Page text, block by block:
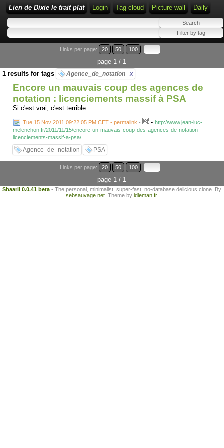
Lien de Dixie le trait plat Login Tag cloud Picture wall Daily
Links per page: 20 50 100
page 1 / 1
1 results for tags
Agence_de_notation x
Encore un mauvais coup des agences de
notation : licenciements massif à PSA
Si c'est vrai, c'est terrible.
Tue 15 Nov 2011 09:22:05 PM CET - permalink - - http://www.jean-luc-
melenchon.fr/2011/11/15/encore-un-mauvais-coup-des-agences-de-notation-
licenciements-massif-a-psa/
Agence_de_notation PSA
Links per page: 20 50 100
page 1 / 1
Shaarli 0.0.41 beta - The personal, minimalist, super-fast, no-database delicious clone. By
sebsauvage.net. Theme by idleman.fr.